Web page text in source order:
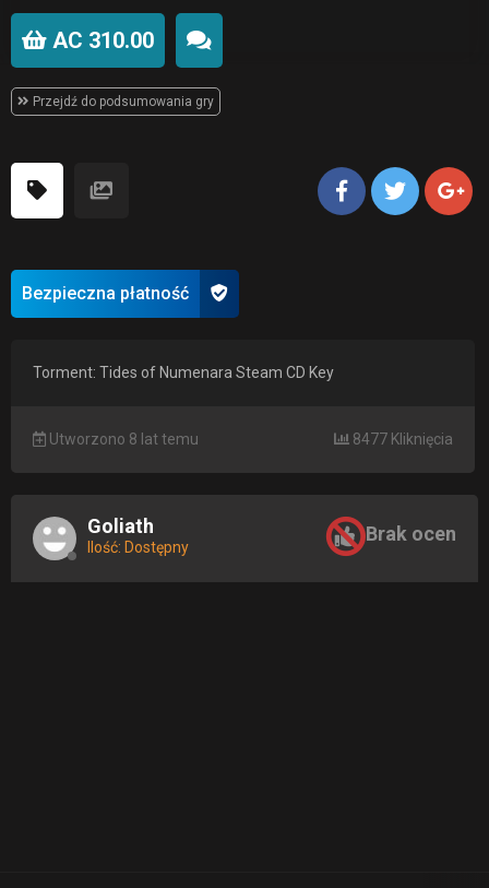
AC 310.00
Przejdź do podsumowania gry
Bezpieczna płatność
Torment: Tides of Numenara Steam CD Key
Utworzono 8 lat temu 8477 Kliknięcia
Goliath
Ilość: Dostępny
Brak ocen